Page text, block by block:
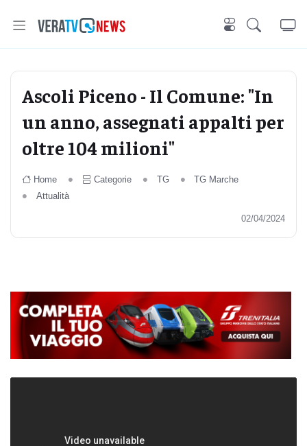
Ascoli Piceno - Il Comune: "In
un anno, assegnati appalti per
oltre 104 milioni"
Home Categorie TG
TG Marche
Attualità
02/04/2024